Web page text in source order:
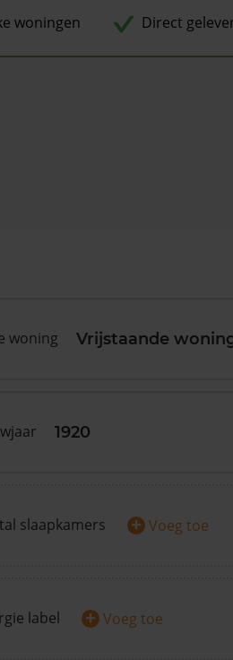
woningen
Direct
woning Vrijstaande
1920
slaapkamers + Voeg toe
label + Voeg toe